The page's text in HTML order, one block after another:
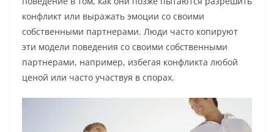
конфликт или выражать эмоции со своими
собственными партнерами. Люди часто копируют
эти модели поведения со своими собственными
партнерами, например, избегая конфликта любой
ценой или часто участвуя в спорах.